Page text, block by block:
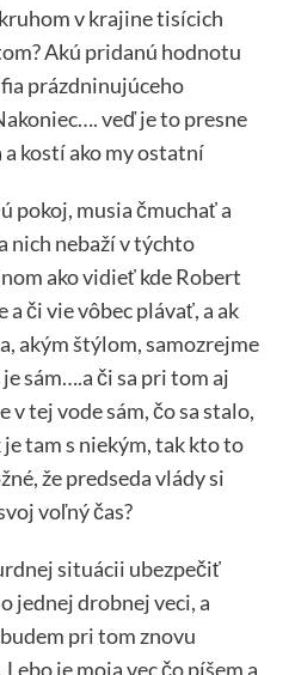
v krajine tisícich
Akú pridanú hodnotu
prázdninujúceho
veď je to presne
kostí ako my ostatní
pokoj, musia čmuchať a
nich nebaží v týchto
ako vidieť kde Robert
či vie vôbec plávať, a ak
akým štýlom, samozrejme
sám….a či sa pri tom aj
v tej vode sám, čo sa stalo,
je tam s niekým, tak kto to
že predseda vlády si
voľný čas?
situácii ubezpečiť
jednej drobnej veci, a
pri tom znovu
je moja vec čo píšem a